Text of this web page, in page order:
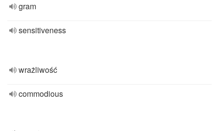
gram
sensitiveness
wrażliwość
commodious